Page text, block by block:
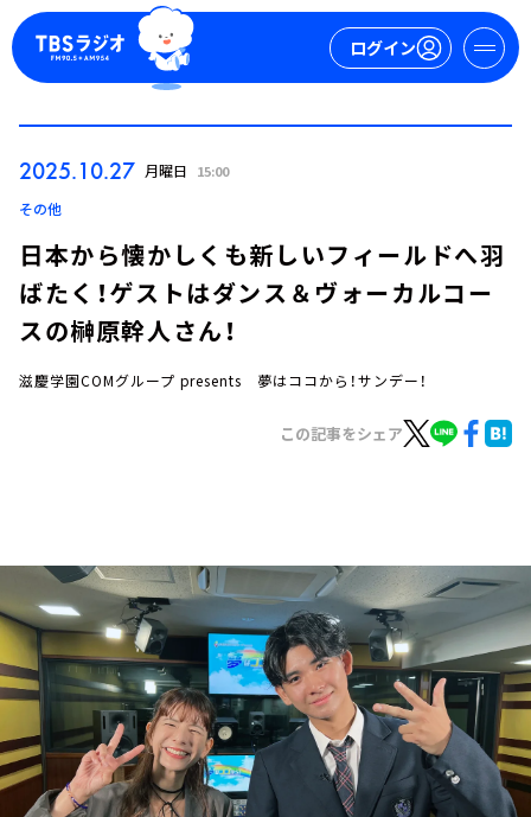
ログイン
イベント・グッズ
YouTube
会社情報
2025.10.27 月曜日 15:00
その他
日本から懐かしくも新しいフィールドへ羽
ばたく！ゲストはダンス＆ヴォーカルコー
スの榊原幹人さん！
滋慶学園COMグループ presents 夢はココから！サンデー！
この記事をシェア